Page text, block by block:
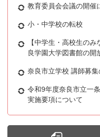
教育委員会会議の開催
小・中学校の転校
【中学生・高校生の
良学園大学図書館の開
奈良市立学校 講師募集
令和9年度奈良市立一
実施要項について